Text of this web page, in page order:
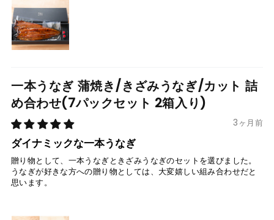
一本うなぎ 蒲焼き/きざみうなぎ/カット 詰
め合わせ(7パックセット 2箱入り)
3ヶ月前
ダイナミックな一本うなぎ
贈り物として、一本うなぎときざみうなぎのセットを選びました。
うなぎが好きな方への贈り物としては、大変嬉しい組み合わせだと
思います。